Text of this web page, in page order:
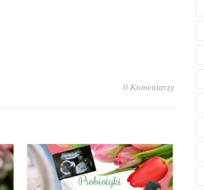
0 Komentarzy